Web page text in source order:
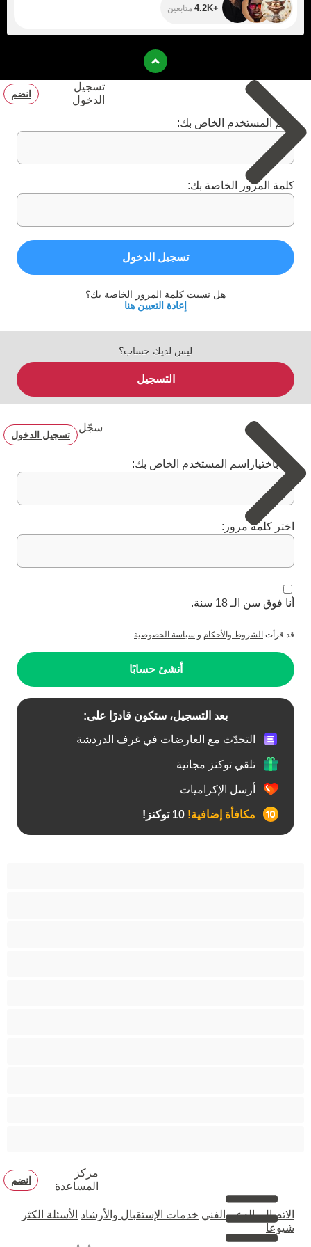
+4.2K متابعين
تسجيل
الدخول
انضم
اسم المستخدم الخاص بك:
كلمة المرور الخاصة بك:
تسجيل الدخول
هل نسيت كلمة المرور الخاصة بك؟
إعادة التعيين هنا
ليس لديك حساب؟
التسجيل
سجّل
تسجيل الدخول
قم باختياراسم المستخدم الخاص بك:
اختر كلمة مرور:
أنا فوق سن الـ 18 سنة.
قد قرأت الشروط والأحكام و سياسة الخصوصية.
أنشئ حسابًا
بعد التسجيل، ستكون قادرًا على:
التحدّث مع العارضات في غرف الدردشة
تلقي توكنز مجانية
أرسل الإكراميات
مكافأة إضافية!
مركز
المساعدة
انضم
الاتصال بالدعم الفني خدمات الإستقبال والأرشاد الأسئلة الكثر
شيوعا